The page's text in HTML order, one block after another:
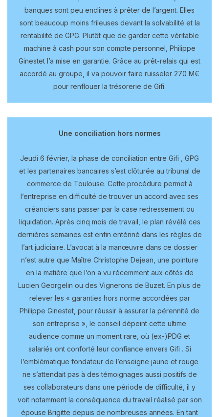
banques sont peu enclines à prêter de l’argent. Elles
sont beaucoup moins frileuses devant la solvabilité et la
rentabilité de GPG. Plutôt que de garder cette véritable
machine à cash pour son compte personnel, Philippe
Ginestet l’a mise en garantie. Grâce au prêt-relais qui est
accordé au groupe, il va pouvoir faire ruisseler 270 M€
pour renflouer la trésorerie de Gifi.
Une conciliation hors normes
Jeudi 6 février, la phase de conciliation entre Gifi , GPG
et les partenaires bancaires s’est clôturée au tribunal de
commerce de Toulouse. Cette procédure permet à
l’entreprise en difficulté de trouver un accord avec ses
créanciers sans passer par la case redressement ou
liquidation. Après cinq mois de travail, le plan révélé ces
dernières semaines est enfin entériné dans les règles de
l’art judiciaire. L’avocat à la manœuvre dans ce dossier
n’est autre que Maître Christophe Dejean, une pointure
en la matière que l’on a vu récemment aux côtés de
Lucien Georgelin ou des Vignerons de Buzet. En plus de
relever les « garanties hors norme accordées par
Philippe Ginestet, pour réussir à assurer la pérennité de
son entreprise », le conseil dépeint cette ultime
audience comme un moment rare, où (ex-)PDG et
salariés ont conforté leur confiance envers Gifi . Si
l’emblématique fondateur de l’enseigne jaune et rouge
ne s’attendait pas à des témoignages aussi positifs de
ses collaborateurs dans une période de difficulté, il y
voit notamment la conséquence du travail réalisé par son
épouse Brigitte depuis de nombreuses années. En tant